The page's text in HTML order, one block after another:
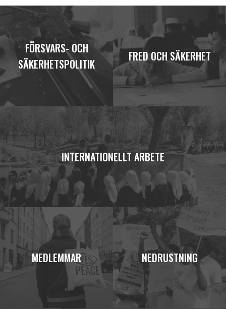
FÖRSVARS- OCH
SÄKERHETSPOLITIK
FRED OCH SÄKERHET
INTERNATIONELLT ARBETE
MEDLEMMAR NEDRUSTNING